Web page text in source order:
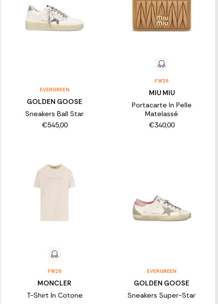
EVERGREEN
GOLDEN GOOSE
Sneakers Ball Star
€545,00
FW26
MIU MIU
Portacarte In Pelle
Matelassé
€340,00
FW26
MONCLER
T-Shirt In Cotone
EVERGREEN
GOLDEN GOOSE
Sneakers Super-Star